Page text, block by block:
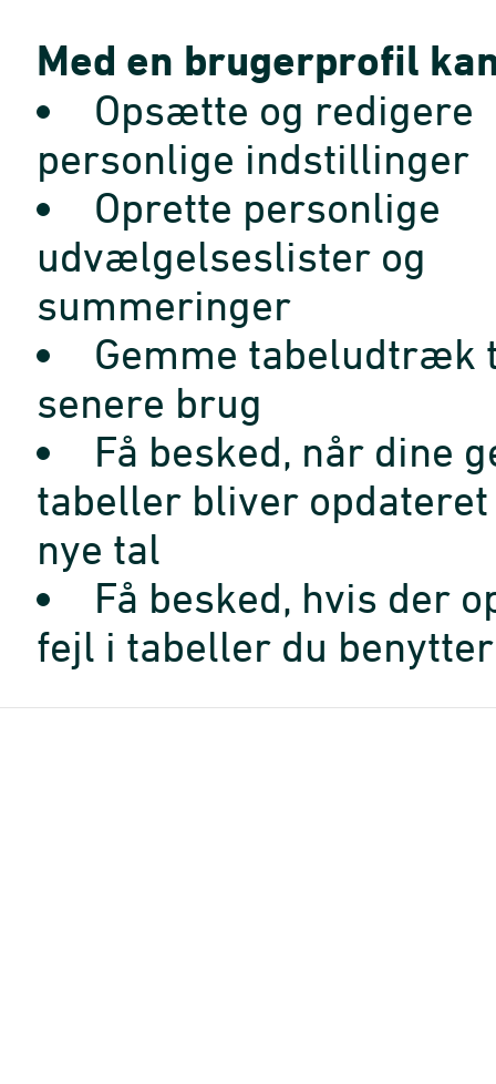
Med en brugerprofil
Opsætte og redigere
personlige indstillinger
Oprette personlige
udvælgelseslister og
summeringer
Gemme tabeludtræk
senere brug
Få besked, når dine
tabeller bliver opdateret
nye tal
Få besked, hvis der
fejl i tabeller du benytter